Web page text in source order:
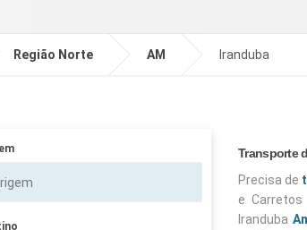
Região Norte AM Iranduba
Transporte
Precisa de
e
Iranduba